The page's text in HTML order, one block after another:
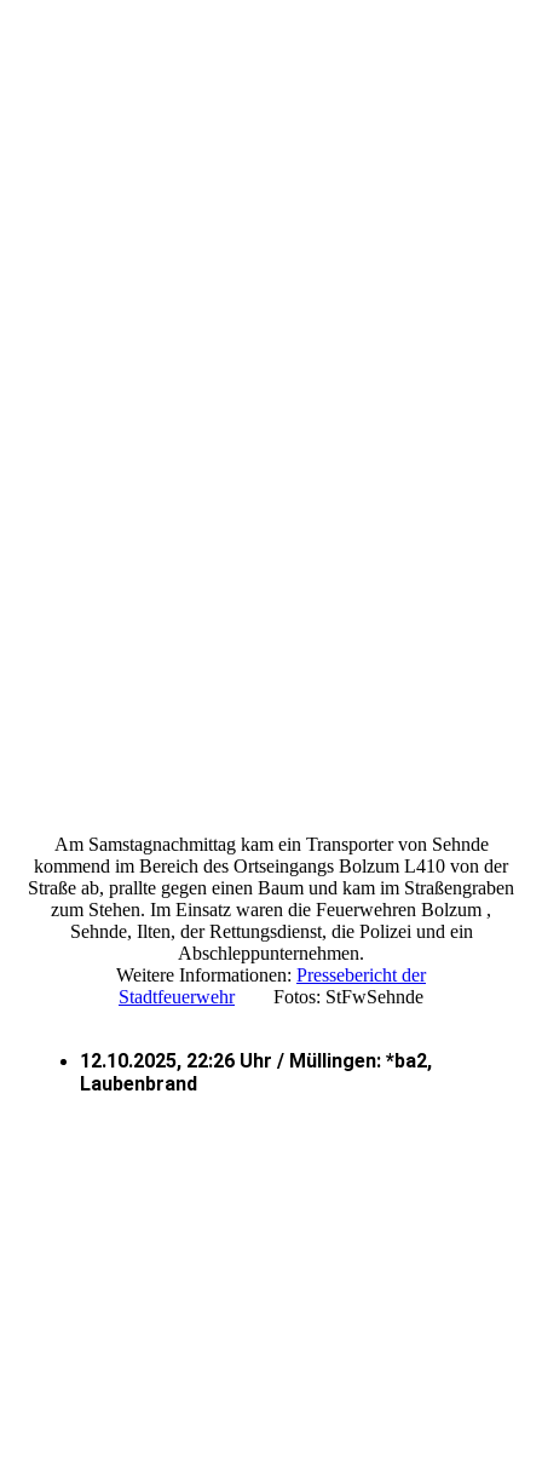
Am Samstagnachmittag kam ein Transporter von Sehnde
kommend im Bereich des Ortseingangs Bolzum L410 von der
Straße ab, prallte gegen einen Baum und kam im Straßengraben
zum Stehen. Im Einsatz waren die Feuerwehren Bolzum ,
Sehnde, Ilten, der Rettungsdienst, die Polizei und ein
Abschleppunternehmen.
Weitere Informationen: Pressebericht der
StadtfeuerwehrFotos: StFwSehnde
12.10.2025, 22:26 Uhr / Müllingen: *ba2,
Laubenbrand